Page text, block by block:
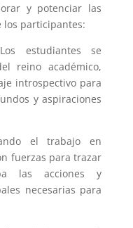
y potenciar las
los participantes:
estudiantes se
reino académico,
introspectivo para
y aspiraciones
el trabajo en
fuerzas para trazar
las acciones y
necesarias para